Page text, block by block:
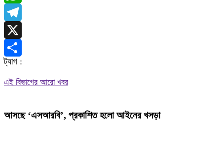
WhatsApp
Telegram
X
Share
ট্যাগ :
এই বিভাগের আরো খবর
আসছে ‘এসআরবি’, প্রকাশিত হলো আইনের খসড়া